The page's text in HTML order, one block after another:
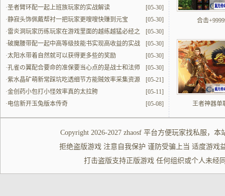
提升
[05-30]
·圣者臂环配一起上班族玩家的实战解读
[05-30]
·静寂头饰佩戴帮衬一把玩家更嗖嗖快赚到元宝
[05-30]
·雷炎洞玩家历练玩家在游戏里面的越练越猛必经之
地
[05-30]
·破魔腰带配一起中高等级技能书实现高收益的实战
解读
[05-30]
·太阳水带着自然就可以获得更多些的奖励
[05-30]
·孔雀の翼配合要命的准保要当心点的是战士和法师
的配合
[05-21]
·紫水晶矿萌新常踩坑吃透细节方能贼效率采集资源
[05-11]
·金创药小包打小怪效率真的太拉胯
[05-08]
·电信新开玉兔版本传奇
合击
王者神器单
Copyright 2026-2027 zhaosf平台方便玩家找私服 ，本
拒绝盗版游戏 注意自我保护 谨防受骗上当 适度游戏
打击盗版支持正版游戏 任何组织或个人未经